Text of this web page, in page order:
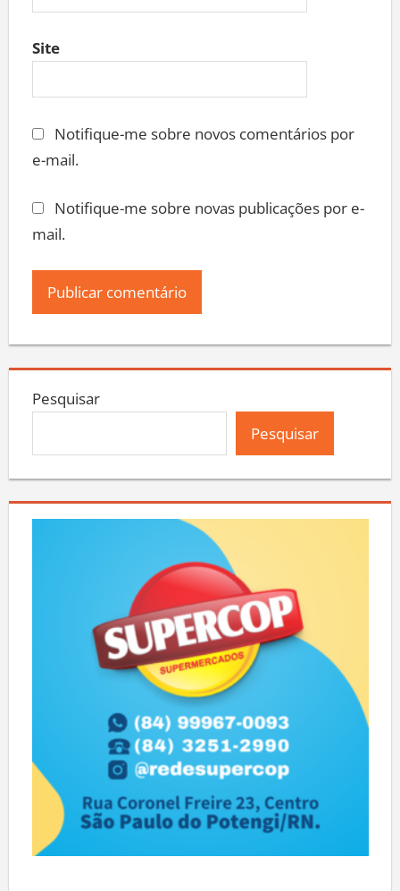
Site
Notifique-me sobre novos comentários por
e-mail.
Notifique-me sobre novas publicações por e-
mail.
Pesquisar
Pesquisar